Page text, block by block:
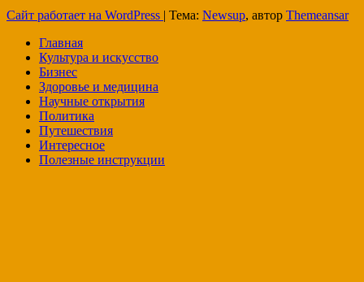
Сайт работает на WordPress | Тема: Newsup, автор Themeansar
Главная
Культура и искусство
Бизнес
Здоровье и медицина
Научные открытия
Политика
Путешествия
Интересное
Полезные инструкции